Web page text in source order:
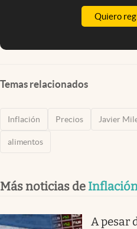
Quiero
Temas relacionados
Inflación Precios Javier
alimentos
Más noticias de
A pesar